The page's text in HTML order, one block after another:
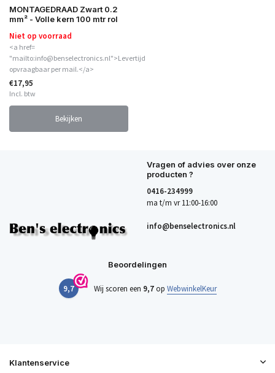
MONTAGEDRAAD Zwart 0.2
mm² - Volle kern 100 mtr rol
Niet op voorraad
<a href=
"mailto:info@benselectronics.nl">Levertijd
opvraagbaar per mail.</a>
€17,95
Incl. btw
Bekijken
Vragen of advies over onze
producten ?
0416-234999
ma t/m vr 11:00-16:00
info@benselectronics.nl
Beoordelingen
9,7 Wij scoren een 9,7op WebwinkelKeur
Klantenservice